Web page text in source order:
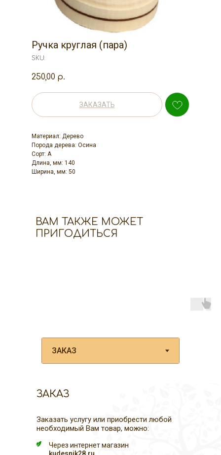
Ручка круглая (пара)
SKU:
250,00 р.
ЗАКАЗАТЬ
Материал: Дерево
Порода дерева: Осина
Сорт: А
Длина, мм: 140
Ширина, мм: 50
ВАМ ТАКЖЕ МОЖЕТ
ПРИГОДИТЬСЯ
ЗАКАЗ
Через интернет магазин
Заказать услугу или приобрести любой
необходимый Вам товар, можно: